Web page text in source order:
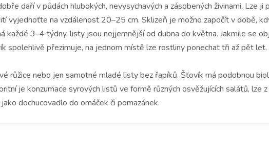
daří v půdách hlubokých, nevysychavých a zásobených živinami. Lze
vyjednoťte na vzdálenost 20–25 cm. Sklizeň je možno započít v době,
každé 3–4 týdny, listy jsou nejjemnější od dubna do května. Jakmile se
spolehlivě přezimuje, na jednom místě lze rostliny ponechat tři až pět let.
růžice nebo jen samotné mladé listy bez řapíků. Šťovík má podobnou
je konzumace syrových listů ve formě různých osvěžujících salátů,
dochucovadlo do omáček či pomazánek.